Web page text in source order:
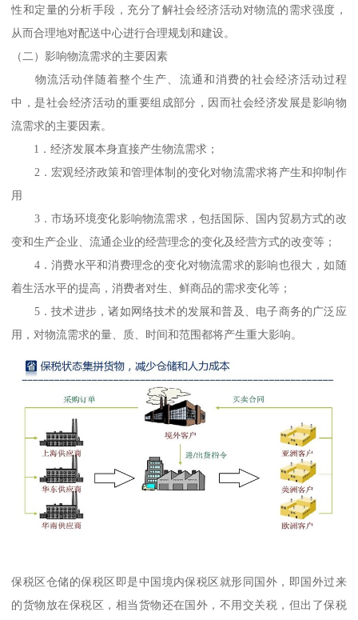
性和定量的分析手段，充分了解社会经济活动对物流的需求强度，
从而合理地对配送中心进行合理规划和建设。
（二）影响物流需求的主要因素
物流活动伴随着整个生产、流通和消费的社会经济活动过程
中，是社会经济活动的重要组成部分，因而社会经济发展是影响物
流需求的主要因素。
1．经济发展本身直接产生物流需求；
2．宏观经济政策和管理体制的变化对物流需求将产生和抑制作
用
3．市场环境变化影响物流需求，包括国际、国内贸易方式的改
变和生产企业、流通企业的经营理念的变化及经营方式的改变等；
4．消费水平和消费理念的变化对物流需求的影响也很大，如随
着生活水平的提高，消费者对生、鲜商品的需求变化等；
5．技术进步，诸如网络技术的发展和普及、电子商务的广泛应
用，对物流需求的量、质、时间和范围都将产生重大影响。
保税区仓储的保税区即是中国境内保税区就形同国外，即国外过来
的货物放在保税区，相当货物还在国外，不用交关税，但出了保税